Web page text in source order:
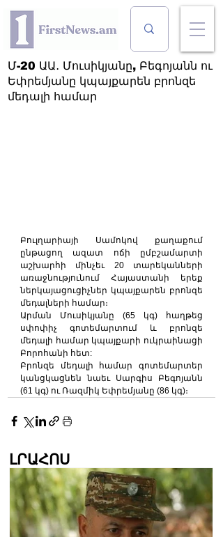
Մ-20 ԱԱ․ Մուսիկյանը, Բեգոյանն ու
Եփրեմյանը կպայքարեն բրոնզե
մեդալի համար
Բուլղարիայի Սամոկով քաղաքում
ընթացող ազատ ոճի ըմբշամարտի
աշխարհի մինչեւ 20 տարեկանների
առաջնությունում Հայաստանի երեք
ներկայացուցիչներ կպայքարեն բրոնզե
մեդալների համար։
Արման Մուսիկյանը (65 կգ) հաղթեց
սփոփիչ գոտեմարտում և բրոնզե
մեդալի համար կպայքարի ուկրաինացի
Բորոհանի հետ:
Բրոնզե մեդալի համար գոտեմարտեր
կանցկացնեն նաեւ Սարգիս Բեգոյանն
(61 կգ) ու Ռազմիկ Եփրեմյանը (86 կգ)։
ԼՐԱՀՈՍ